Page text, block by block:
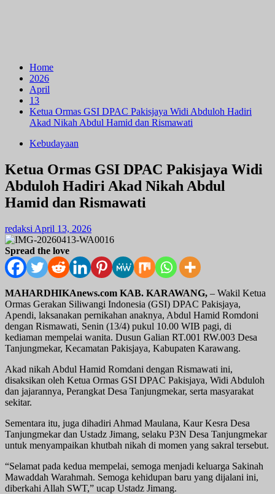
Home
2026
April
13
Ketua Ormas GSI DPAC Pakisjaya Widi Abduloh Hadiri
Akad Nikah Abdul Hamid dan Rismawati
Kebudayaan
Ketua Ormas GSI DPAC Pakisjaya Widi
Abduloh Hadiri Akad Nikah Abdul
Hamid dan Rismawati
redaksi April 13, 2026
Spread the love
MAHARDHIKAnews.com KAB. KARAWANG, – Wakil Ketua
Ormas Gerakan Siliwangi Indonesia (GSI) DPAC Pakisjaya,
Apendi, laksanakan pernikahan anaknya, Abdul Hamid Romdoni
dengan Rismawati, Senin (13/4) pukul 10.00 WIB pagi, di
kediaman mempelai wanita. Dusun Galian RT.001 RW.003 Desa
Tanjungmekar, Kecamatan Pakisjaya, Kabupaten Karawang.
Akad nikah Abdul Hamid Romdani dengan Rismawati ini,
disaksikan oleh Ketua Ormas GSI DPAC Pakisjaya, Widi Abduloh
dan jajarannya, Perangkat Desa Tanjungmekar, serta masyarakat
sekitar.
Sementara itu, juga dihadiri Ahmad Maulana, Kaur Kesra Desa
Tanjungmekar dan Ustadz Jimang, selaku P3N Desa Tanjungmekar
untuk menyampaikan khutbah nikah di momen yang sakral tersebut.
“Selamat pada kedua mempelai, semoga menjadi keluarga Sakinah
Mawaddah Warahmah. Semoga kehidupan baru yang dijalani ini,
diberkahi Allah SWT,” ucap Ustadz Jimang.